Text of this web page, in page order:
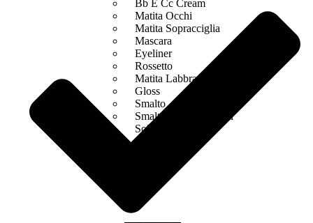
Bb E Cc Cream
Matita Occhi
Matita Sopracciglia
Mascara
Eyeliner
Rossetto
Matita Labbra
Gloss
Smalto
Smalto Effetti Speciali
Solventi Unghie